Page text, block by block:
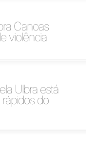
Canoas
violência
Ulbra está
do